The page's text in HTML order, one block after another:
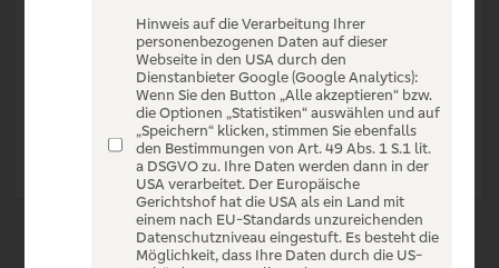
Zur Startseite
Hinweis auf die Verarbeitung Ihrer
personenbezogenen Daten auf dieser
Webseite in den USA durch den
Dienstanbieter Google (Google Analytics):
Wenn Sie den Button „Alle akzeptieren“ bzw.
die Optionen „Statistiken“ auswählen und auf
„Speichern“ klicken, stimmen Sie ebenfalls
den Bestimmungen von Art. 49 Abs. 1 S.1 lit.
a DSGVO zu. Ihre Daten werden dann in der
USA verarbeitet. Der Europäische
Gerichtshof hat die USA als ein Land mit
einem nach EU-Standards unzureichenden
Datenschutzniveau eingestuft. Es besteht die
Möglichkeit, dass Ihre Daten durch die US-